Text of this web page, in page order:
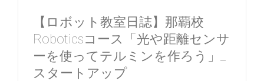
【ロボット教室日誌】那覇校
Roboticsコース「光や距離センサ
ーを使ってテルミンを作ろう」_
スタートアップ